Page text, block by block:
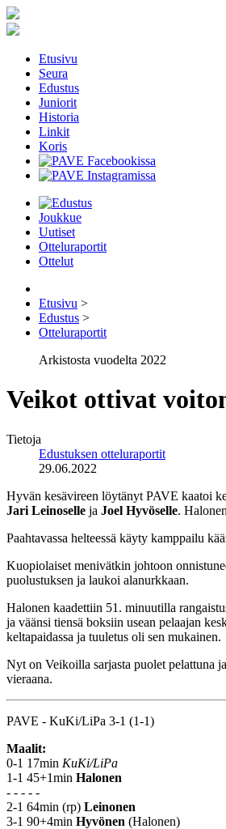
Etusivu
Seura
Edustus
Juniorit
Historia
Linkit
Koris
Joukkue
Uutiset
Otteluraportit
Ottelut
Etusivu >
Edustus >
Otteluraportit
Arkistosta vuodelta 2022
Veikot ottivat
Tietoja
Edustuksen otteluraportit
29.06.2022
Hyvän kesävireen löytänyt PAVE kaatoi
Jari Leinoselle ja Joel Hyvöselle.
Paahtavassa helteessä käyty kamppailu
Kuopiolaiset menivätkin johtoon
puolustuksen ja laukoi alanurkkaan.
Halonen kaadettiin 51. minuutilla
ja väänsi tiensä boksiin usean pelaajan
keltapaidassa ja tuuletus oli sen mukainen.
Nyt on Veikoilla sarjasta puolet pelattuna
vieraana.
PAVE - KuKi/LiPa 3-1 (1-1)
Maalit:
0-1 17min KuKi/LiPa
1-1 45+1min Halonen
- - - - -
2-1 64min (rp) Leinonen
3-1 90+4min Hyvönen (Halonen)